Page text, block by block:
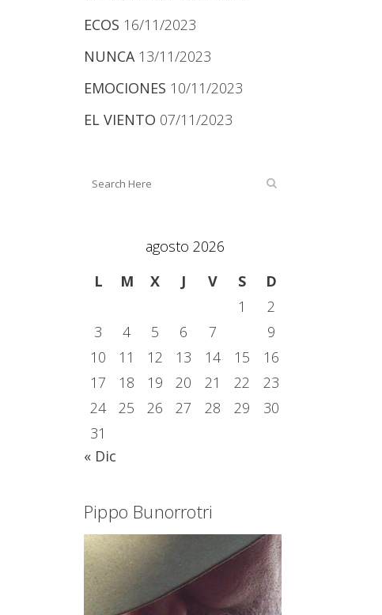
ECOS 16/11/2023
NUNCA 13/11/2023
EMOCIONES 10/11/2023
EL VIENTO 07/11/2023
agosto 2026
L
M X J V S
D
1
2
3
4 5 6 7
9
10
11 12 13 14 15
16
17
18 19 20 21 22
23
24
25 26 27 28 29
30
31
« Dic
Pippo Bunorrotri